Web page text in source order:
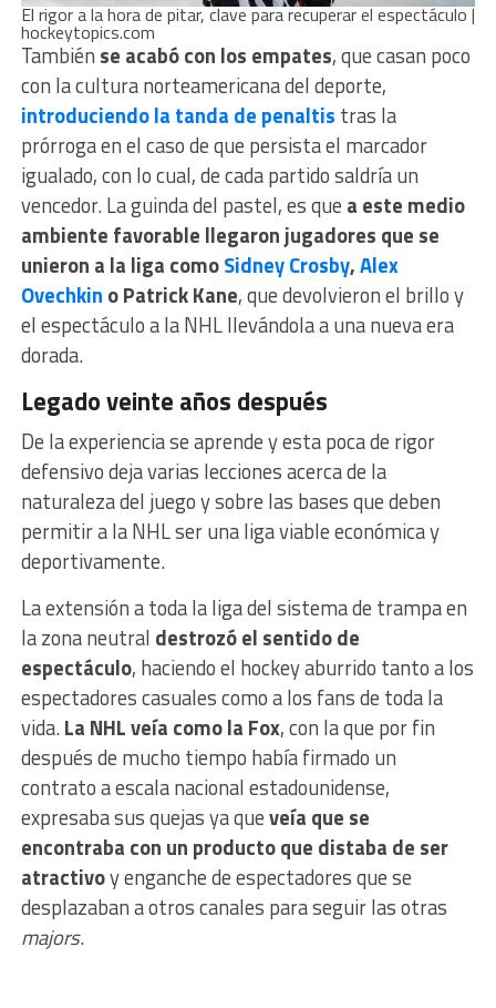
El rigor a la hora de pitar, clave para recuperar el espectáculo |
hockeytopics.com
También se acabó con los empates, que casan poco
con la cultura norteamericana del deporte,
introduciendo la tanda de penaltis tras la
prórroga en el caso de que persista el marcador
igualado, con lo cual, de cada partido saldría un
vencedor. La guinda del pastel, es que a este medio
ambiente favorable llegaron jugadores que se
unieron a la liga comoSidney Crosby,Alex
Ovechkin o Patrick Kane, que devolvieron el brillo y
el espectáculo a la NHL llevándola a una nueva era
dorada.
Legado veinte años después
De la experiencia se aprende y esta poca de rigor
defensivo deja varias lecciones acerca de la
naturaleza del juego y sobre las bases que deben
permitir a la NHL ser una liga viable económica y
deportivamente.
La extensión a toda la liga del sistema de trampa en
la zona neutral destrozó el sentido de
espectáculo, haciendo el hockey aburrido tanto a los
espectadores casuales como a los fans de toda la
vida.La NHL veía como la Fox, con la que por fin
después de mucho tiempo había firmado un
contrato a escala nacional estadounidense,
expresaba sus quejas ya queveía que se
encontraba con un producto que distaba de ser
atractivoy enganche de espectadores que se
desplazaban a otros canales para seguir las otras
majors.